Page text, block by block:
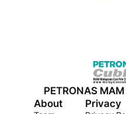
PETRONAS
About
Privacy